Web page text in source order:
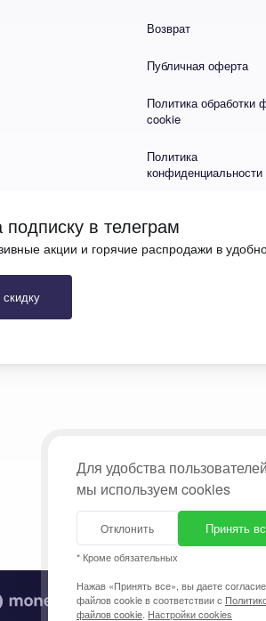
Возврат
Публичная оферта
Политика обработки
cookie
Политика
конфиденциальности
в телеграм
акции и горячие распродажи в
Для удобства пользователей
мы используем cookies
Отклонить
* Кроме обязательных
Принять
Нажав «Принять все», вы даете
файлов cookie в соответствии с
файлов cookie Настройки cookies